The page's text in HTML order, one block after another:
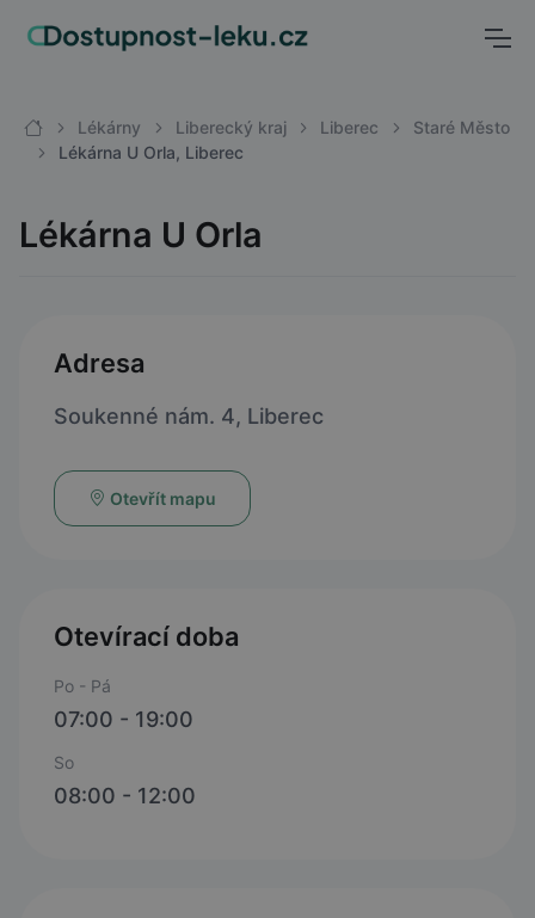
Lékárny Liberecký kraj Liberec
Staré Město
Lékárna U Orla, Liberec
Lékárna U Orla
Adresa
Soukenné nám. 4, Liberec
Otevřít mapu
Otevírací doba
Po - Pá
07:00 - 19:00
So
08:00 - 12:00